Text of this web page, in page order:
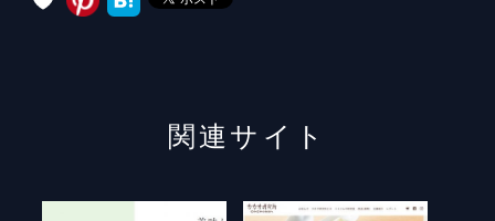
関連サイト